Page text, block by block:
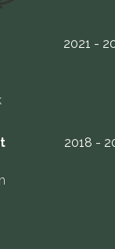
2021 -
2018 -